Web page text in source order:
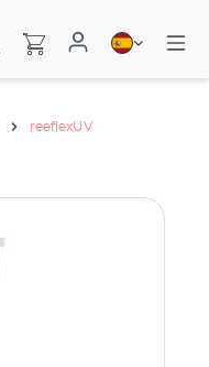
reeflexUV